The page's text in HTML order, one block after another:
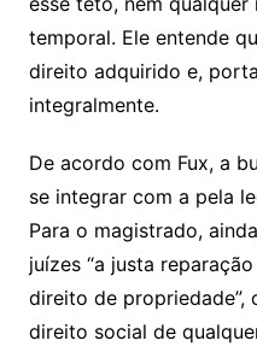
temporal. Ele entende
direito adquirido e,
integralmente.
De acordo com Fux, a
se integrar com a pela
Para o magistrado,
juízes “a justa
direito de propriedade”,
direito social de